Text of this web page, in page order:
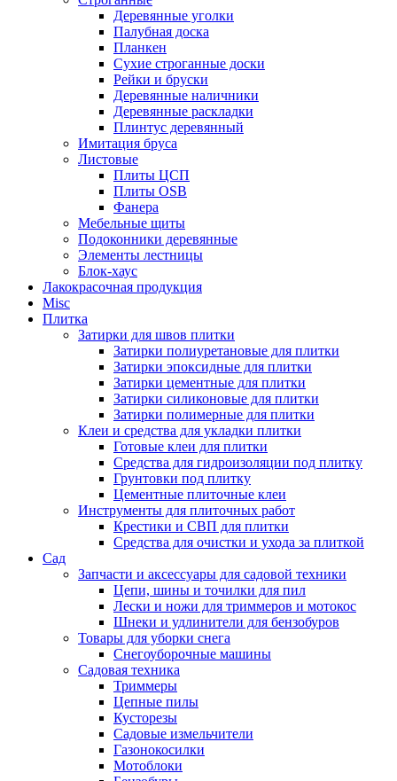
Деревянные уголки
Палубная доска
Планкен
Сухие строганные доски
Рейки и бруски
Деревянные наличники
Деревянные раскладки
Плинтус деревянный
Имитация бруса
Листовые
Плиты ЦСП
Плиты OSB
Фанера
Мебельные щиты
Подоконники деревянные
Элементы лестницы
Блок-хаус
Лакокрасочная продукция
Misc
Плитка
Затирки для швов плитки
Затирки полиуретановые для плитки
Затирки эпоксидные для плитки
Затирки цементные для плитки
Затирки силиконовые для плитки
Затирки полимерные для плитки
Клеи и средства для укладки плитки
Готовые клеи для плитки
Средства для гидроизоляции под плитку
Грунтовки под плитку
Цементные плиточные клеи
Инструменты для плиточных работ
Крестики и СВП для плитки
Средства для очистки и ухода за плиткой
Сад
Запчасти и аксессуары для садовой техники
Цепи, шины и точилки для пил
Лески и ножи для триммеров и мотокос
Шнеки и удлинители для бензобуров
Товары для уборки снега
Снегоуборочные машины
Садовая техника
Триммеры
Цепные пилы
Кусторезы
Садовые измельчители
Газонокосилки
Мотоблоки